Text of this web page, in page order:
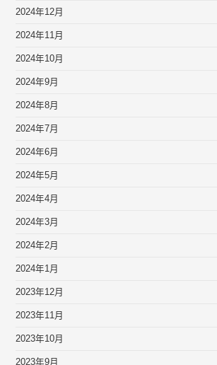
2024年12月
2024年11月
2024年10月
2024年9月
2024年8月
2024年7月
2024年6月
2024年5月
2024年4月
2024年3月
2024年2月
2024年1月
2023年12月
2023年11月
2023年10月
2023年9月